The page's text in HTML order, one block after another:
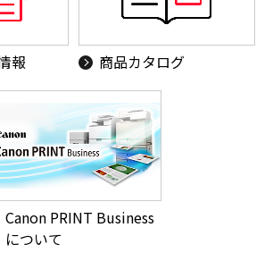
報 商品カタログ
Canon PRINT Business
について